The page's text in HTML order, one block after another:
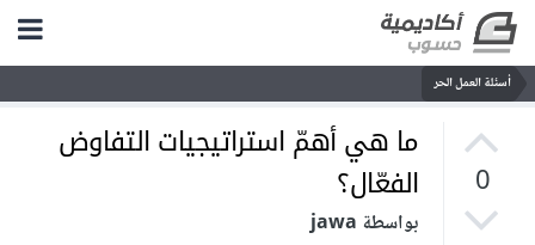
أسئلة العمل الحر
0
ما هي أهمّ استراتيجيات التفاوض
الفعّال؟
بواسطة jawa